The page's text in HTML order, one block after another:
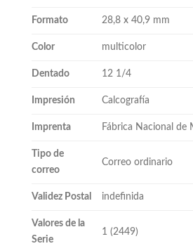
Formato 28,8 x 40,9 mm
Color multicolor
Dentado 12 1/4
Impresión Calcografía
Imprenta Fábrica Nacional de
Tipo de
correo
Correo ordinario
Validez Postal indefinida
Valores de la
Serie
1 (2449)